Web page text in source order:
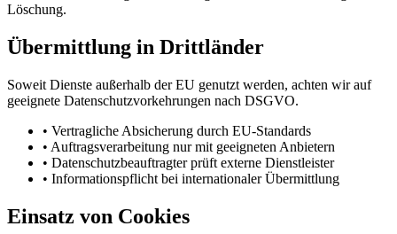
Löschung.
Übermittlung in Drittländer
Soweit Dienste außerhalb der EU genutzt werden, achten wir auf
geeignete Datenschutzvorkehrungen nach DSGVO.
• Vertragliche Absicherung durch EU-Standards
• Auftragsverarbeitung nur mit geeigneten Anbietern
• Datenschutzbeauftragter prüft externe Dienstleister
• Informationspflicht bei internationaler Übermittlung
Einsatz von Cookies